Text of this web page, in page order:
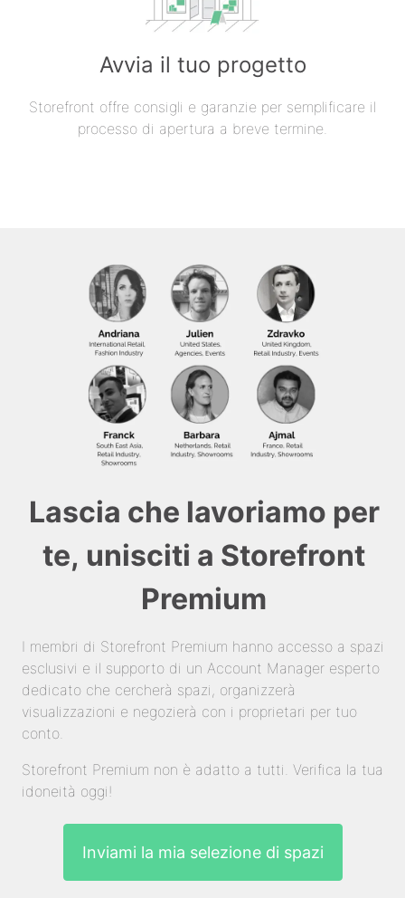
Avvia il tuo progetto
Storefront offre consigli e garanzie per semplificare il
processo di apertura a breve termine.
Lascia che lavoriamo per
te, unisciti a Storefront
Premium
I membri di Storefront Premium hanno accesso a spazi
esclusivi e il supporto di un Account Manager esperto
dedicato che cercherà spazi, organizzerà
visualizzazioni e negozierà con i proprietari per tuo
conto.
Storefront Premium non è adatto a tutti. Verifica la tua
idoneità oggi!
Inviami la mia selezione di spazi